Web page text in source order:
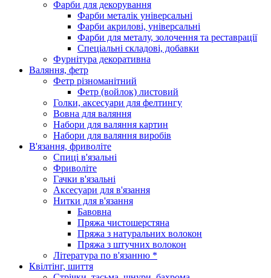
Фарби для декорування
Фарби металік універсальні
Фарби акрилові, універсальні
Фарби для металу, золочення та реставрації
Спеціальні складові, добавки
Фурнітура декоративна
Валяння, фетр
Фетр різноманітний
Фетр (войлок) листовий
Голки, аксесуари для фелтингу
Вовна для валяння
Набори для валяння картин
Набори для валяння виробів
В'язання, фриволіте
Спиці в'язальні
Фриволіте
Гачки в'язальні
Аксесуари для в'язання
Нитки для в'язання
Бавовна
Пряжа чистошерстяна
Пряжа з натуральних волокон
Пряжа з штучних волокон
Література по в'язанню *
Квілтінг, шиття